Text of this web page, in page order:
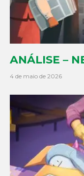
ANÁLISE –
4 de maio de 2026